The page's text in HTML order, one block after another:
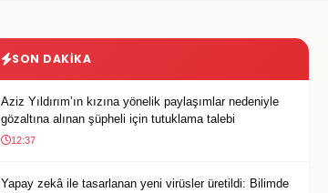
SON DAKIKA
Aziz Yıldırım’ın kızına yönelik paylaşımlar nedeniyle
gözaltına alınan şüpheli için tutuklama talebi
12:37
Yapay zekâ ile tasarlanan yeni virüsler üretildi: Bilimde